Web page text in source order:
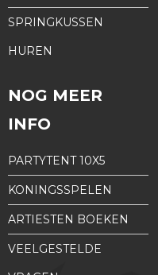
SPRINGKUSSEN
HUREN
NOG MEER
INFO
PARTYTENT 10X5
KONINGSSPELEN
ARTIESTEN BOEKEN
VEELGESTELDE